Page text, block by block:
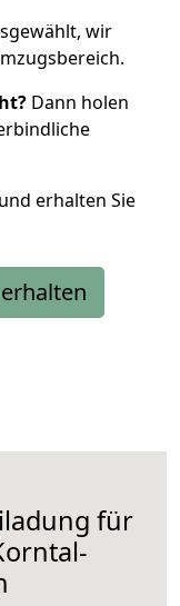
wir
Dann holen
erhalten Sie
für